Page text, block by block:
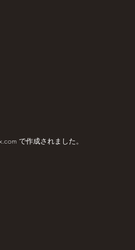
で作成されました。